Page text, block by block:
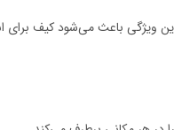
ویژگی باعث می‌شود کیف